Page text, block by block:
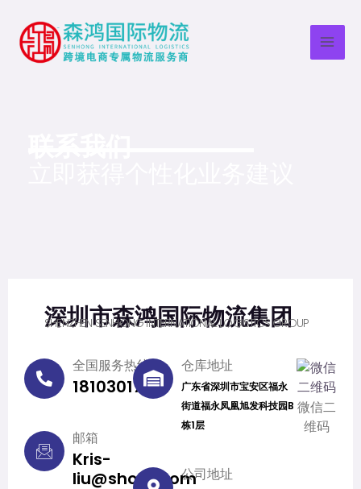
深圳市森鸿国际物流集团
SHENZHEN SENHONG INTERNATIONAL LOGISTICS GROUP
全国服务热线
18103017501
邮箱
Kris-
liu@showl.com
仓库地址
广东省深圳市宝安区福永
街道福永凤凰旭发科技园B
栋1层
公司地址
微信二
维码